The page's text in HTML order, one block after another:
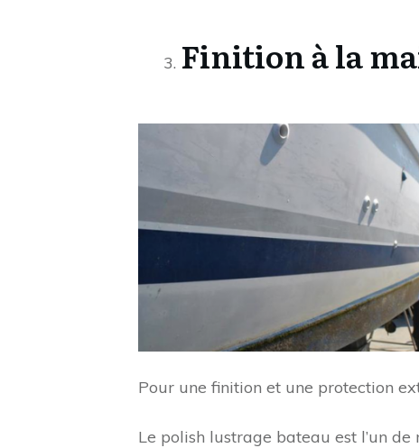
Finition à la
Pour une finition et une protection
Le polish lustrage bateau est l’un